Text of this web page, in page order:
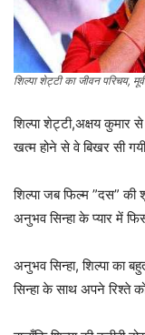
शिल्पा शेट्टी का जीवन
शिल्पा शेट्टी,अक्षय कुमार
खत्म होने से वे बिखर सी
शिल्पा जब फिल्म ”दस”
अनुभव सिन्हा के प्यार में
अनुभव सिन्हा, शिल्पा का
सिन्हा के साथ अपने रिश्ते को